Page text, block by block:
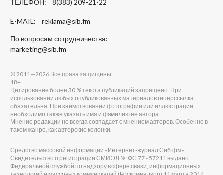
ТЕЛЕФОН: 8(383) 209-21-22
E-MAIL: reklama@sib.fm
По вопросам сотрудничества:
marketing@sib.fm
© 2011—2026 Все права защищены.
18+
Цитирование более 30 % текста публикаций запрещено. При
использовании любых опубликованных материалов гиперссылка
обязательна. При заимствовании фотографии или иллюстрации
необходимо также указать имя и фамилию её автора.
Мнение редакции не всегда совпадает с мнением авторов. Особенно в
таком жанре, как авторские колонки.
Средство массовой информации «Интернет-журнал Сиб.фм».
Свидетельство о регистрации СМИ ЭЛ № ФС 77 - 57211 выдано
Федеральной службой по надзору в сфере связи, информационных